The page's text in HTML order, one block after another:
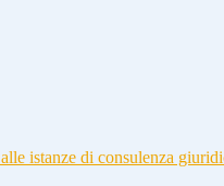
istanze di consulenza